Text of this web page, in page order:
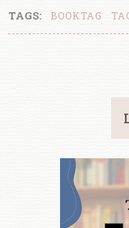
TAGS: BOOKTAG